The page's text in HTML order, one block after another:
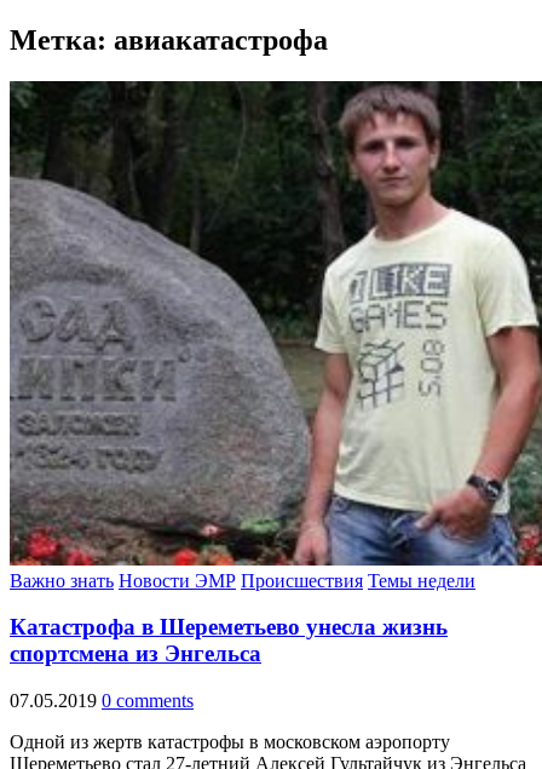
Метка: авиакатастрофа
Важно знать Новости ЭМР Происшествия Темы недели
Катастрофа в Шереметьево унесла жизнь
спортсмена из Энгельса
07.05.2019 0 comments
Одной из жертв катастрофы в московском аэропорту
Шереметьево стал 27-летний Алексей Гультайчук из Энгельса